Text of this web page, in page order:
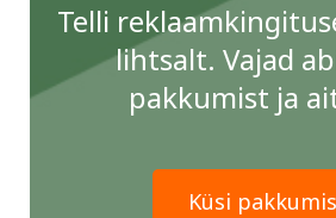
Telli
lihtsalt. Vajad
pakkumist ja
Küsi